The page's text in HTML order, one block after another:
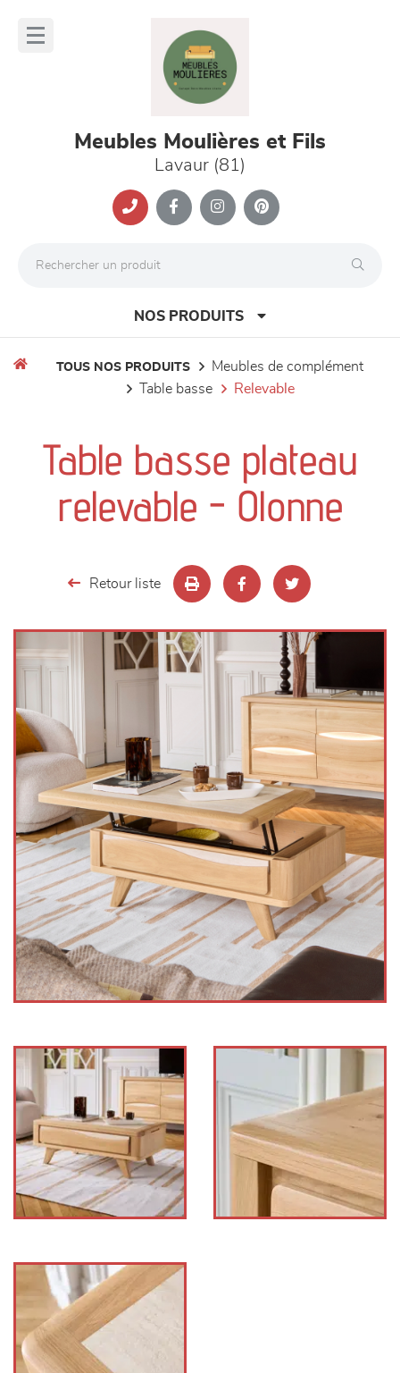
Meubles Moulières et Fils
Lavaur (81)
NOS PRODUITS
séjours
meubles de complément
décoration
TOUS NOS PRODUITS
meubles de complément
table basse
relevable
Table basse plateau
relevable - Olonne
Retour liste